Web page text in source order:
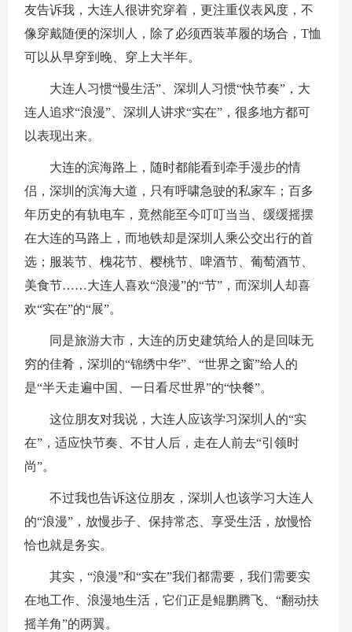
友告诉我，大连人很讲究穿着，更注重仪表风度，不
像穿戴随便的深圳人，除了必须西装革履的场合，T恤
可以从早穿到晚、穿上大半年。
大连人习惯“慢生活”、深圳人习惯“快节奏”，大
连人追求“浪漫”、深圳人讲求“实在”，很多地方都可
以表现出来。
大连的滨海路上，随时都能看到牵手漫步的情
侣，深圳的滨海大道，只有呼啸急驶的私家车；百多
年历史的有轨电车，竟然能至今叮叮当当、缓缓摇摆
在大连的马路上，而地铁却是深圳人乘公交出行的首
选；服装节、槐花节、樱桃节、啤酒节、葡萄酒节、
美食节……大连人喜欢“浪漫”的“节”，而深圳人却喜
欢“实在”的“展”。
同是旅游大市，大连的历史建筑给人的是回味无
穷的佳肴，深圳的“锦绣中华”、“世界之窗”给人的
是“半天走遍中国、一日看尽世界”的“快餐”。
这位朋友对我说，大连人应该学习深圳人的“实
在”，适应快节奏、不甘人后，走在人前去“引领时
尚”。
不过我也告诉这位朋友，深圳人也该学习大连人
的“浪漫”，放慢步子、保持常态、享受生活，放慢恰
恰也就是务实。
其实，“浪漫”和“实在”我们都需要，我们需要实
在地工作、浪漫地生活，它们正是鲲鹏腾飞、“翻动扶
摇羊角”的两翼。